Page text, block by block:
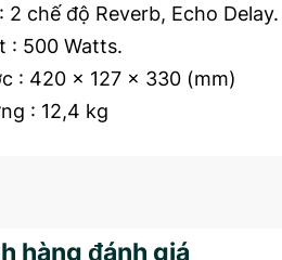
2 chế độ Reverb, Echo Delay.
: 500 Watts.
: 420 x 127 x 330 (mm)
: 12,4 kg
Amply Karaoke EKAX-2A
hàng đánh giá